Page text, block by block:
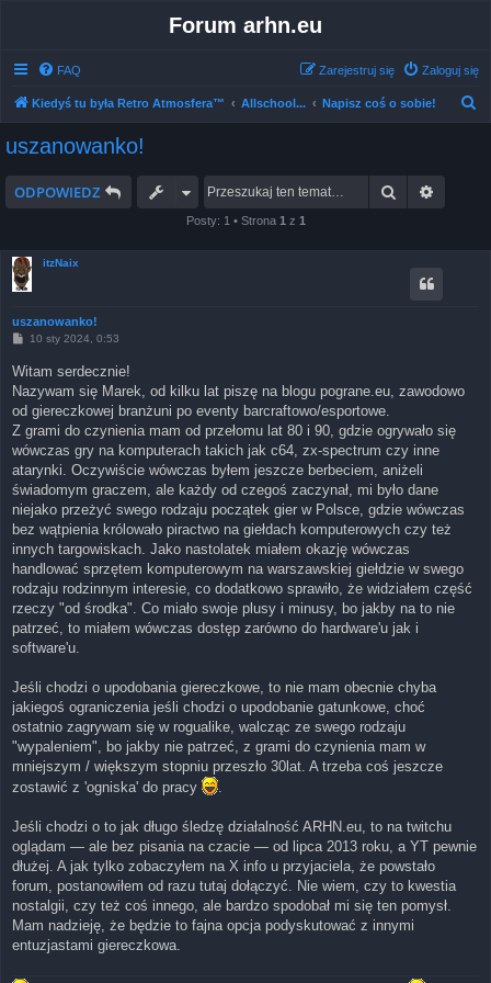
Forum arhn.eu
FAQ Zaloguj się
Zarejestruj się
Kiedyś tu była Retro Atmosfera™ Allschool... Napisz coś o sobie!
uszanowanko!
ODPOWIEDZ Szukaj
Posty: 1 • Strona 1 z 1
itzNaix
uszanowanko!
P
s
t
10 sty 2024, 0:53
Witam serdecznie!
Nazywam się Marek, od kilku lat piszę na blogu pograne.eu, zawodowo
od giereczkowej branżuni po eventy barcraftowo/esportowe.
Z grami do czynienia mam od przełomu lat 80 i 90, gdzie ogrywało się
wówczas gry na komputerach takich jak c64, zx-spectrum czy inne
atarynki. Oczywiście wówczas byłem jeszcze berbeciem, aniżeli
świadomym graczem, ale każdy od czegoś zaczynał, mi było dane
niejako przeżyć swego rodzaju początek gier w Polsce, gdzie wówczas
bez wątpienia królowało piractwo na giełdach komputerowych czy też
innych targowiskach. Jako nastolatek miałem okazję wówczas
handlować sprzętem komputerowym na warszawskiej giełdzie w swego
rodzaju rodzinnym interesie, co dodatkowo sprawiło, że widziałem część
rzeczy "od środka". Co miało swoje plusy i minusy, bo jakby na to nie
patrzeć, to miałem wówczas dostęp zarówno do hardware'u jak i
software'u.
Jeśli chodzi o upodobania giereczkowe, to nie mam obecnie chyba
jakiegoś ograniczenia jeśli chodzi o upodobanie gatunkowe, choć
ostatnio zagrywam się w rogualike, walcząc ze swego rodzaju
"wypaleniem", bo jakby nie patrzeć, z grami do czynienia mam w
mniejszym / większym stopniu przeszło 30lat. A trzeba coś jeszcze
zostawić z 'ogniska' do pracy
.
Jeśli chodzi o to jak długo śledzę działalność ARHN.eu, to na twitchu
oglądam — ale bez pisania na czacie — od lipca 2013 roku, a YT pewnie
dłużej. A jak tylko zobaczyłem na X info u przyjaciela, że powstało
forum, postanowiłem od razu tutaj dołączyć. Nie wiem, czy to kwestia
nostalgii, czy też coś innego, ale bardzo spodobał mi się ten pomysł.
Mam nadzieję, że będzie to fajna opcja podyskutować z innymi
entuzjastami giereczkowa.